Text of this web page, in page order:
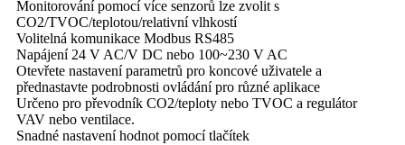
Monitorování pomocí více senzorů lze zvolit s
CO2/TVOC/teplotou/relativní vlhkostí
Volitelná komunikace Modbus RS485
Napájení 24 V AC/V DC nebo 100~230 V AC
Otevřete nastavení parametrů pro koncové uživatele a
přednastavte podrobnosti ovládání pro různé aplikace
Určeno pro převodník CO2/teploty nebo TVOC a regulátor
VAV nebo ventilace.
Snadné nastavení hodnot pomocí tlačítek